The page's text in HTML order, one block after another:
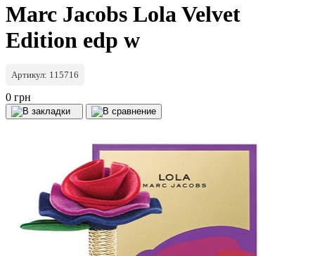
Marc Jacobs Lola Velvet
Edition edp w
Артикул: 115716
0 грн